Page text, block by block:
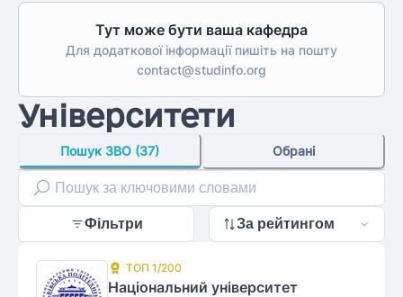
Тут може бути ваша кафедра
Для додаткової інформації пишіть на пошту
contact@studinfo.org
Університети
Пошук ЗВО (37) Обрані
Фільтри За рейтингом
ТОП 1/200
Національний університет